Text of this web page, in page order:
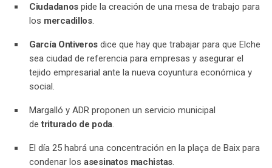
Ciudadanos pide la creación de una mesa de trabajo para
los mercadillos.
García Ontiveros dice que hay que trabajar para que Elche
sea ciudad de referencia para empresas y asegurar el
tejido empresarial ante la nueva coyuntura económica y
social.
Margalló y ADR proponen un servicio municipal
detriturado de poda.
El día 25 habrá una concentración en la plaça de Baix para
condenar los asesinatos machistas